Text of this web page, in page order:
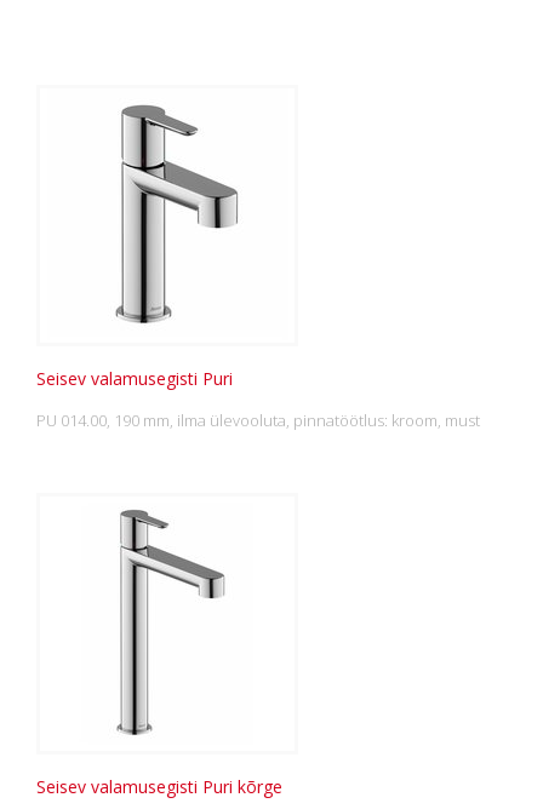
Seisev valamusegisti Puri
PU 014.00, 190 mm, ilma ülevooluta, pinnatöötlus: kroom, must
Seisev valamusegisti Puri kõrge